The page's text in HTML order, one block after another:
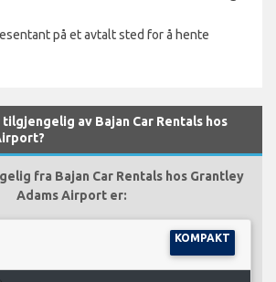
på et avtalt sted for å hente
av Bajan Car Rentals hos
fra Bajan Car Rentals hos Grantley
Adams Airport er:
KOMPAKT